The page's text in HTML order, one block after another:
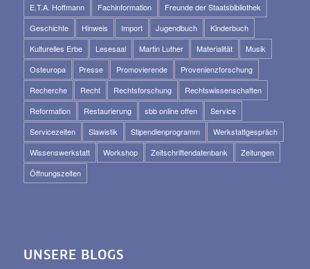
E.T.A. Hoffmann
Fachinformation
Freunde der Staatsbibliothek
Geschichte
Hinweis Import Jugendbuch
Kinderbuch
Kulturelles Erbe
Lesesaal Martin Luther Materialität
Musik
Osteuropa
Presse Promovierende
Provenienzforschung
Recherche
Recht Rechtsforschung
Rechtswissenschaften
Reformation
Restaurierung sbb online offen
Service
Servicezeiten
Slawistik Stipendienprogramm
Werkstattgespräch
Wissenswerkstatt
Workshop Zeitschriftendatenbank
Zeitungen
Öffnungszeiten
UNSERE BLOGS